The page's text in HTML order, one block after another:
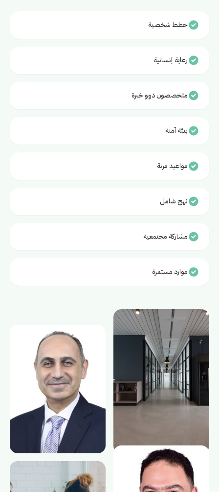
خطط شخصية
رعاية إنسانية
متخصصون ذوو خبرة
بيئة آمنة
مواعيد مرنة
نهج شامل
مشاركة مجتمعية
موارد مستمرة